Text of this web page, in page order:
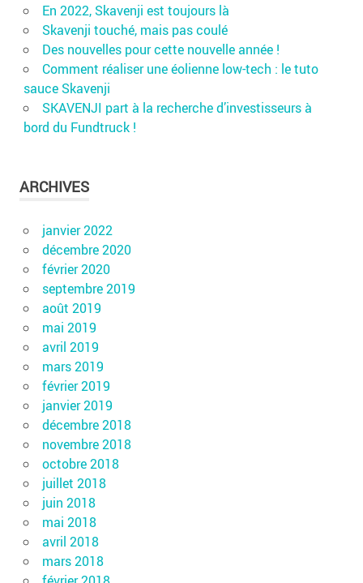
En 2022, Skavenji est toujours là
Skavenji touché, mais pas coulé
Des nouvelles pour cette nouvelle année !
Comment réaliser une éolienne low-tech : le tuto
sauce Skavenji
SKAVENJI part à la recherche d’investisseurs à
bord du Fundtruck !
ARCHIVES
janvier 2022
décembre 2020
février 2020
septembre 2019
août 2019
mai 2019
avril 2019
mars 2019
février 2019
janvier 2019
décembre 2018
novembre 2018
octobre 2018
juillet 2018
juin 2018
mai 2018
avril 2018
mars 2018